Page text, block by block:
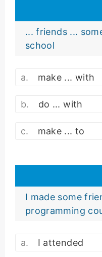
... friends ...
school
make ... with
do ... with
make ... to
I made some
programming
I attended